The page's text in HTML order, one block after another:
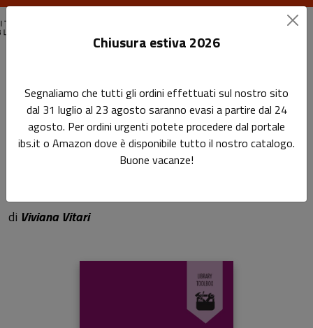
Come allenare le soft skills del bibliotecario
Come allenare le soft skills
del bibliotecario
Sottotitolo non presente
di Viviana Vitari
Chiusura estiva 2026
Segnaliamo che tutti gli ordini effettuati sul nostro sito
dal 31 luglio al 23 agosto saranno evasi a partire dal 24
agosto. Per ordini urgenti potete procedere dal portale
ibs.it o Amazon dove è disponibile tutto il nostro catalogo.
Buone vacanze!